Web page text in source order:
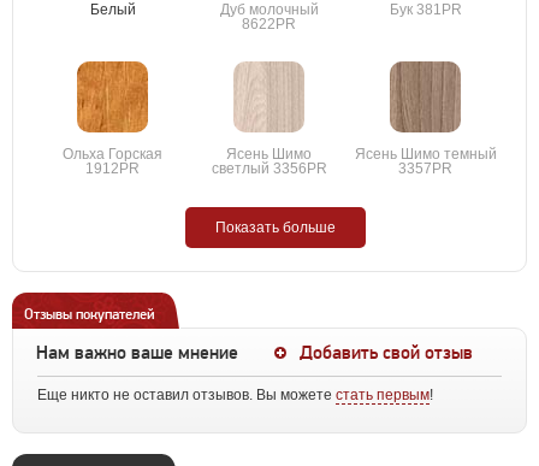
Белый
Дуб молочный
8622PR
Бук 381PR
Ольха Горская
1912PR
Ясень Шимо
светлый 3356PR
Ясень Шимо темный
3357PR
Показать больше
Отзывы покупателей
Нам важно ваше мнение Добавить свой отзыв
Еще никто не оставил отзывов. Вы можете стать первым!